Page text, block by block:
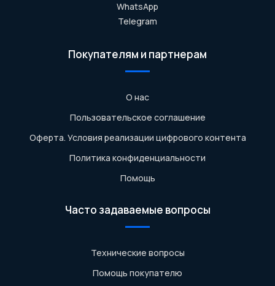
WhatsApp
Telegram
Покупателям и партнерам
О нас
Пользовательское соглашение
Оферта. Условия реализации цифрового контента
Политика конфиденциальности
Помощь
Часто задаваемые вопросы
Технические вопросы
Помощь покупателю